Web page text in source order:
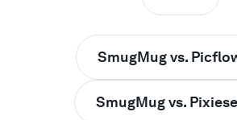
SmugMug vs.
SmugMug vs.